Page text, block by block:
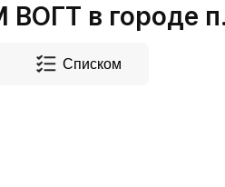
в городе
Списком